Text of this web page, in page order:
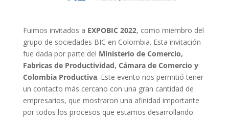
Fuimos invitados a EXPOBIC 2022, como miembro del
grupo de sociedades BIC en Colombia. Esta invitación
fue dada por parte del Ministerio de Comercio,
Fabricas de Productividad, Cámara de Comercio y
Colombia Productiva. Este evento nos permitió tener
un contacto más cercano con una gran cantidad de
empresarios, que mostraron una afinidad importante
por todos los procesos que estamos desarrollando.